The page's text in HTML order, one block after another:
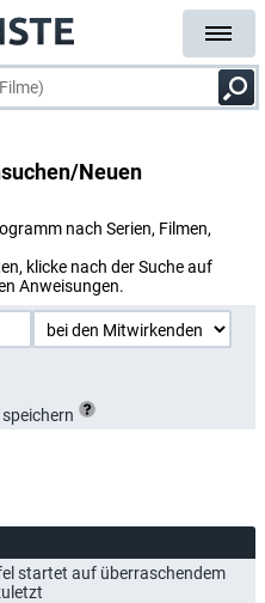
Neuen
nach Serien, Filmen,
klicke nach der Suche auf
Anweisungen.
speichern
startet auf überraschendem